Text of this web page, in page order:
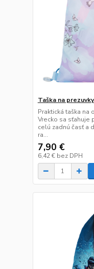
Taška na
Praktická taška na
Vrecko sa sťahuje
celú zadnú časť a
ra...
7,90 €
6,42 € bez DPH